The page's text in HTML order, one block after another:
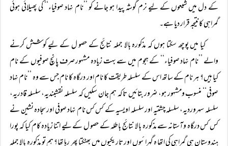
کے دل میں شیعوں کے لیے نرم گوشہ پیدا ہو جانے کو ’’نام نہاد صوفیاء‘‘ کی پھیلائی ہوئی
گمراہی کانتیجہ قرار دیا ہے۔
کیا میں پوچھ سکتا ہوں کہ مذکورہ بالا جملہ نتائج کے حصو ل کے لیے کوشش کرنے
والے ’’نام نہاد صوفیاء‘‘ کے ہجوم میں سے بہت زیادہ مشہور صرف پانچ صوفیوں کے نام
کیا ہیں؟ ہر نام کے ساتھ اس کے سلسلہ طریقت کا نام اور درگاہ کا نام جس سے وہ ’’نام نہاد
صوفی‘‘ منسوب ومشہور ہو، ضرور بتائیں تاکہ ہم جان سکیں کہ سلسلہ نقشبندیہ، سلسلہ قادریہ،
سلسلہ سہروردیہ، سلسلہ چشتیہ اور سلسلہ اویسیہ کے کس کس نام نہاد صوفی اور سجادہ نشین نے
کس کس درگاہ وآستانہ سے مذکورہ بالا نتائج باطلہ کے حصو ل کے لیے اتنا زیادہ کام کیا کہ پورا
ہندوستان ہی گمراہی کی اتھا ہ گہرائیوں اور تاریکیوں میں بھٹکتا پھر رہا تھا؟ ہم تو مذکورہ بالا جملہ